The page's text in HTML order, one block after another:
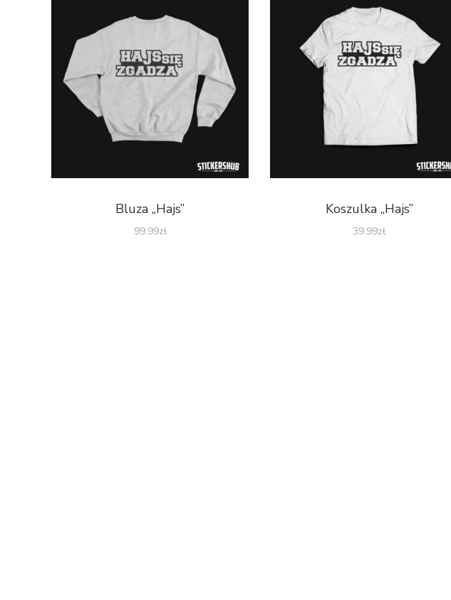
Bluza „Hajs”
99.99zł
Koszulka „Hajs”
39.99zł